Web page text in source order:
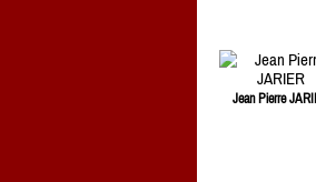
Jean Pierre